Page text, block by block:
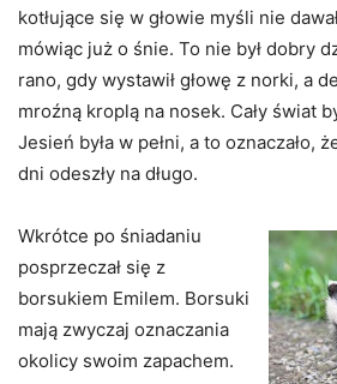
kotłujące się w głowie myśli nie
mówiąc już o śnie. To nie był dobry
rano, gdy wystawił głowę z norki, a
mroźną kroplą na nosek. Cały świat
Jesień była w pełni, a to oznaczało,
dni odeszły na długo.
Wkrótce po śniadaniu
posprzeczał się z
borsukiem Emilem. Borsuki
mają zwyczaj oznaczania
okolicy swoim zapachem.